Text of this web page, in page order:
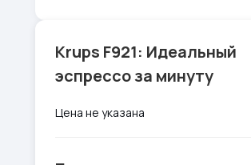
Krups F921: Идеальный
эспрессо за минуту
Цена не указана